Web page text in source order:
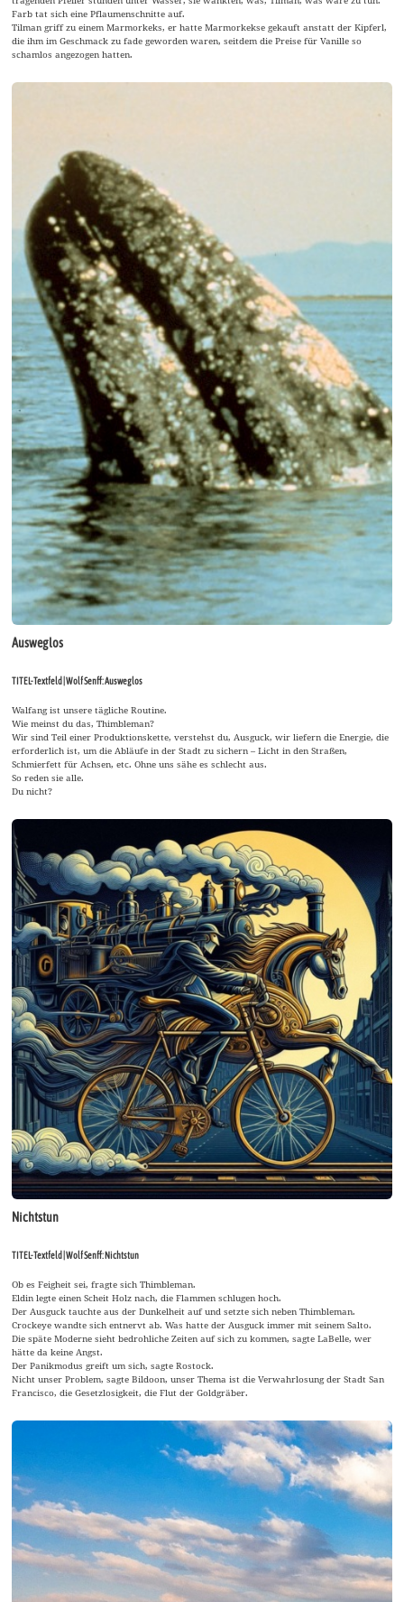
Farb tat sich eine Pflaumenschnitte auf.
Tilman griff zu einem Marmorkeks, er hatte Marmorkekse gekauft anstatt der Kipferl,
die ihm im Geschmack zu fade geworden waren, seitdem die Preise für Vanille so
schamlos angezogen hatten.
Ausweglos
TITEL-Textfeld | Wolf Senff: Ausweglos
Walfang ist unsere tägliche Routine.
Wie meinst du das, Thimbleman?
Wir sind Teil einer Produktionskette, verstehst du, Ausguck, wir liefern die Energie, die
erforderlich ist, um die Abläufe in der Stadt zu sichern – Licht in den Straßen,
Schmierfett für Achsen, etc. Ohne uns sähe es schlecht aus.
So reden sie alle.
Du nicht?
Nichtstun
TITEL-Textfeld | Wolf Senff: Nichtstun
Ob es Feigheit sei, fragte sich Thimbleman.
Eldin legte einen Scheit Holz nach, die Flammen schlugen hoch.
Der Ausguck tauchte aus der Dunkelheit auf und setzte sich neben Thimbleman.
Crockeye wandte sich entnervt ab. Was hatte der Ausguck immer mit seinem Salto.
Die späte Moderne sieht bedrohliche Zeiten auf sich zu kommen, sagte LaBelle, wer
hätte da keine Angst.
Der Panikmodus greift um sich, sagte Rostock.
Nicht unser Problem, sagte Bildoon, unser Thema ist die Verwahrlosung der Stadt San
Francisco, die Gesetzlosigkeit, die Flut der Goldgräber.